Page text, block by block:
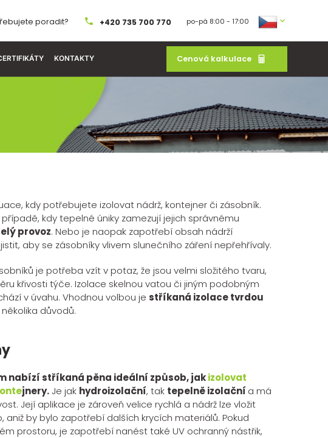
poradit? +420 735 700 770 po-pá 8:00 - 17:00
KONTAKTY Cenová kalkulace
kdy potřebujete izolovat nádrž, kontejner či zásobník.
kdy tepelné úniky zamezují jejich správnému
provoz. Nebo je naopak zapotřebí obsah nádrží
aby se zásobníky vlivem slunečního záření nepřehřívaly.
je potřeba vzít v potaz, že jsou velmi složitého tvaru,
křivosti týče. Izolace skelnou vatou či jiným podobným
v úvahu. Vhodnou volbou je stříkaná izolace tvrdou
důvodů.
nabízí stříkaná pěna ideální způsob, jakizolovat
jnery. Je jak hydroizolační, tak tepelně izolační a má
Její aplikace je zároveň velice rychlá a nádrž lze vložit
aniž by bylo zapotřebí dalších krycích materiálů. Pokud
prostoru, je zapotřebí nanést také UV ochranný nástřik,